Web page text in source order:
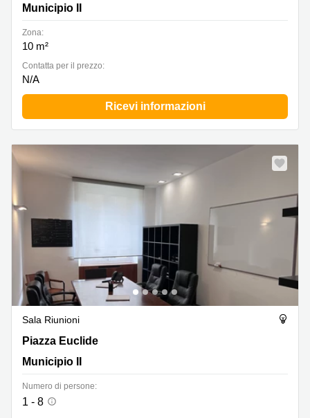
Municipio II
Zona:
10 m²
Сontatta per il prezzo:
N/A
Ricevi informazioni
Sala Riunioni
Piazza Euclide 47, Municipio II
Piazza Euclide
Municipio II
Numero di persone:
1 - 8